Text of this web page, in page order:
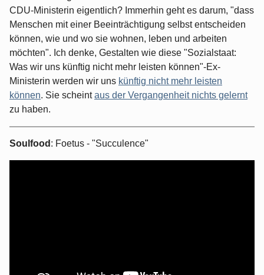
CDU-Ministerin eigentlich? Immerhin geht es darum, "dass
Menschen mit einer Beeinträchtigung selbst entscheiden
können, wie und wo sie wohnen, leben und arbeiten
möchten". Ich denke, Gestalten wie diese "Sozialstaat:
Was wir uns künftig nicht mehr leisten können"-Ex-
Ministerin werden wir uns künftig nicht mehr leisten
können. Sie scheintaus der Vergangenheit nichts gelernt
zu haben.
Soulfood : Foetus - "Succulence"